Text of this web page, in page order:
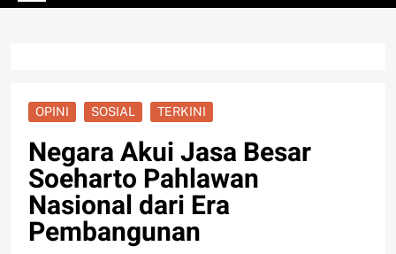
OPINI SOSIAL TERKINI
Negara Akui Jasa Besar
Soeharto Pahlawan
Nasional dari Era
Pembangunan